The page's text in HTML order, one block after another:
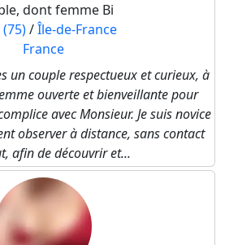
dont femme Bi
/Île-de-France
France
un couple respectueux et curieux, à
ouverte et bienveillante pour
avec Monsieur. Je suis novice
observer à distance, sans contact
afin de découvrir et...